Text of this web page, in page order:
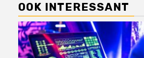
OOK INTERESSANT